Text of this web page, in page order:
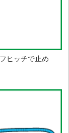
ヒッチで止め